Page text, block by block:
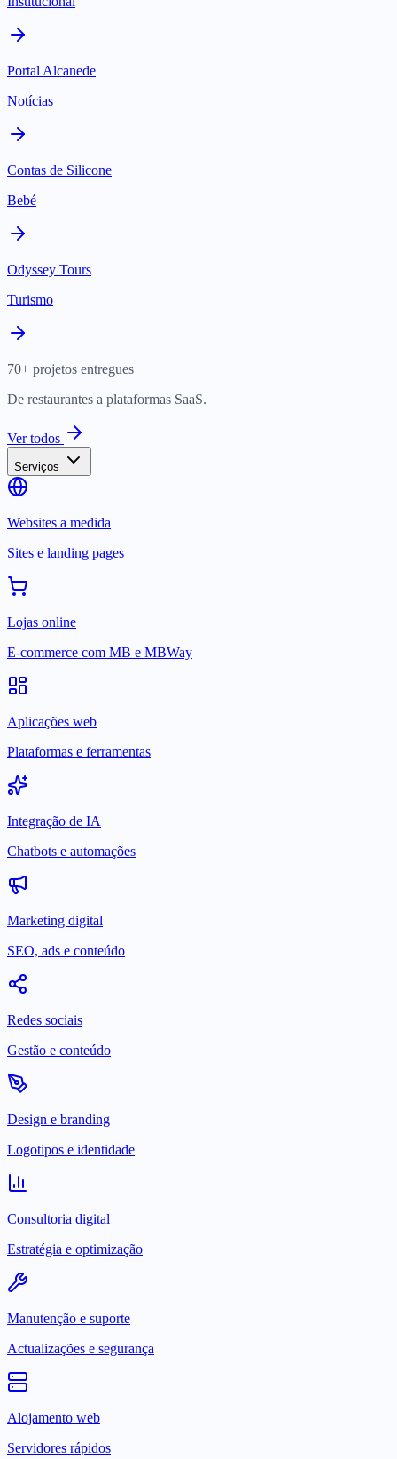
Portal Alcanede
Notícias
Contas de Silicone
Bebé
Odyssey Tours
Turismo
70+ projetos entregues
De restaurantes a plataformas SaaS.
Ver todos
Serviços
Websites a medida
Sites e landing pages
Lojas online
E-commerce com MB e MBWay
Aplicações web
Plataformas e ferramentas
Integração de IA
Chatbots e automações
Marketing digital
SEO, ads e conteúdo
Redes sociais
Gestão e conteúdo
Design e branding
Logotipos e identidade
Consultoria digital
Estratégia e optimização
Manutenção e suporte
Actualizações e segurança
Alojamento web
Servidores rápidos